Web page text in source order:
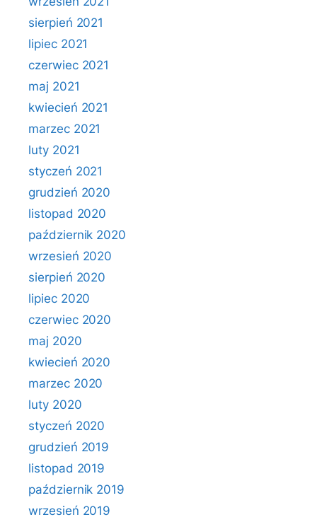
sierpień 2021
lipiec 2021
czerwiec 2021
maj 2021
kwiecień 2021
marzec 2021
luty 2021
styczeń 2021
grudzień 2020
listopad 2020
październik 2020
wrzesień 2020
sierpień 2020
lipiec 2020
czerwiec 2020
maj 2020
kwiecień 2020
marzec 2020
luty 2020
styczeń 2020
grudzień 2019
listopad 2019
październik 2019
wrzesień 2019